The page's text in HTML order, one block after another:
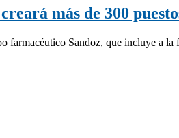
más de 300
Sandoz, que incluye a la